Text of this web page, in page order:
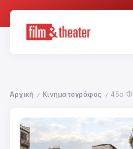
Αρχική / Κινηματογράφος / 45ο